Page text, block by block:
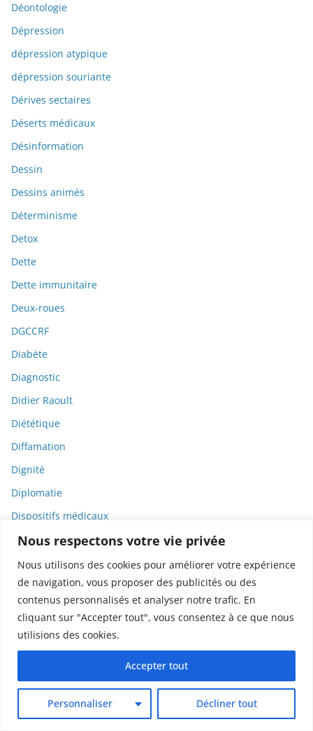
Nous respectons votre vie privée
Nous utilisons des cookies pour améliorer votre expérience
de navigation, vous proposer des publicités ou des
contenus personnalisés et analyser notre trafic. En
cliquant sur "Accepter tout", vous consentez à ce que nous
utilisions des cookies.
Personnaliser Décliner tout
Accepter tout
Déontologie
Dépression
dépression atypique
dépression souriante
Dérives sectaires
Déserts médicaux
Désinformation
Dessin
Dessins animés
Déterminisme
Detox
Dette
Dette immunitaire
Deux-roues
DGCCRF
Diabète
Diagnostic
Didier Raoult
Diététique
Diffamation
Dignité
Diplomatie
Dispositifs médicaux
Dlct
Doctolib
Documentaire
Donald Trump
Dons
Doxxing